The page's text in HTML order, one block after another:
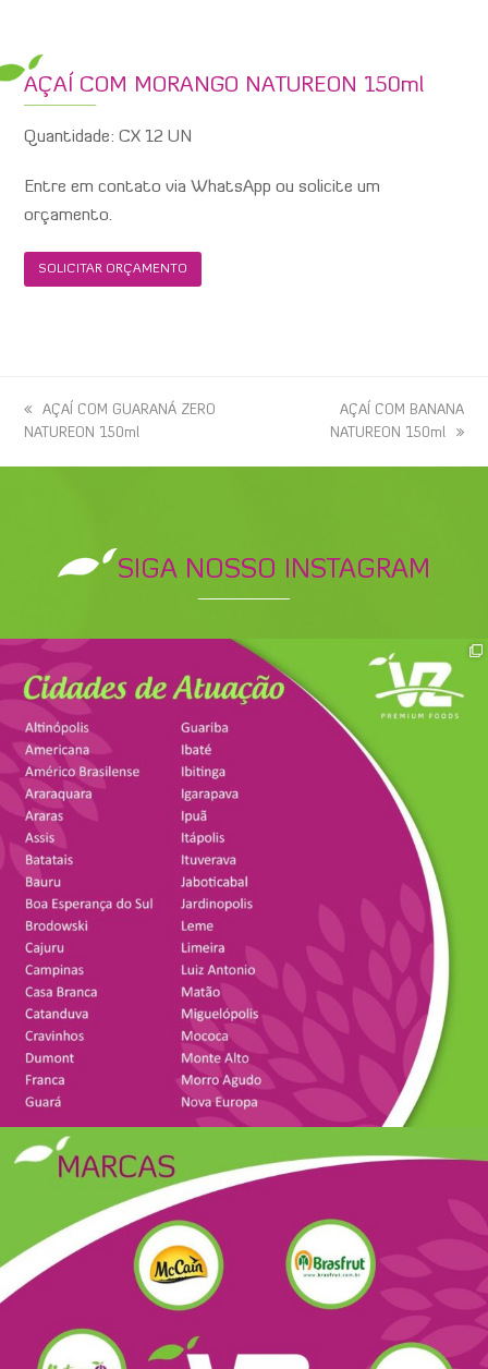
AÇAÍ COM MORANGO NATUREON 150ml
Quantidade: CX 12 UN
Entre em contato via WhatsApp ou solicite um
orçamento.
SOLICITAR ORÇAMENTO
previous
post:
AÇAÍ COM GUARANÁ ZERO
NATUREON 150ml
next
post:
AÇAÍ COM BANANA
NATUREON 150ml
SIGA NOSSO INSTAGRAM